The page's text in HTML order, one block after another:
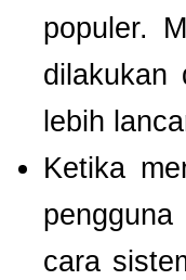
populer.
dilakukan
lebih
Ketika
cara